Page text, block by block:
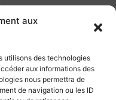
aux
utilisons des technologies
aux informations des
nous permettra de
de navigation ou les ID
;
de l’Institut des
au bénéfice de la